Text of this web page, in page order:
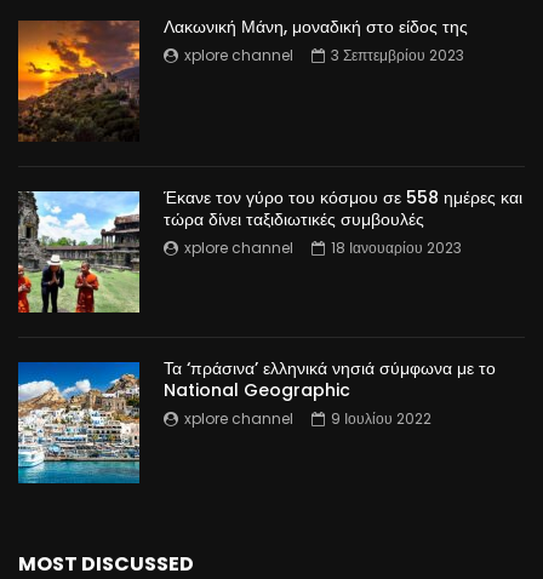
Λακωνική Μάνη, μοναδική στο είδος της
xplore channel 3 Σεπτεμβρίου 2023
Έκανε τον γύρο του κόσμου σε 558 ημέρες και
τώρα δίνει ταξιδιωτικές συμβουλές
xplore channel 18 Ιανουαρίου 2023
Τα ‘πράσινα’ ελληνικά νησιά σύμφωνα με το
National Geographic
xplore channel 9 Ιουλίου 2022
MOST DISCUSSED